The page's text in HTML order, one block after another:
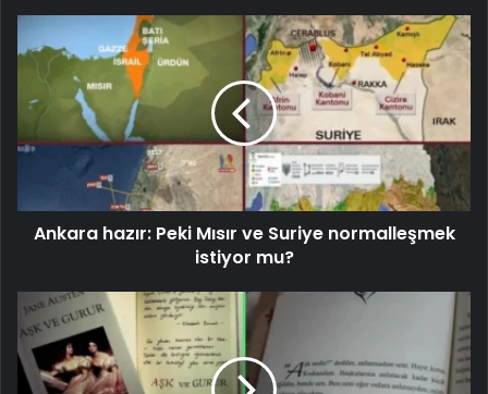
Ankara hazır: Peki Mısır ve Suriye normalleşmek
istiyor mu?